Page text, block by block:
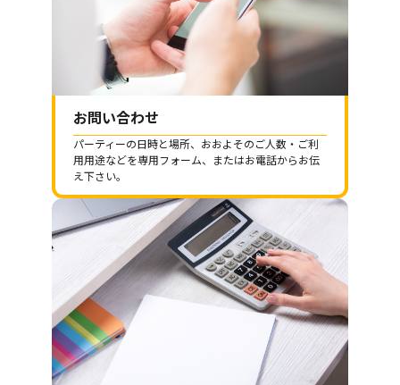
お問い合わせ
パーティーの日時と場所、おおよそのご人数・ご利
用用途などを専用フォーム、またはお電話からお伝
え下さい。